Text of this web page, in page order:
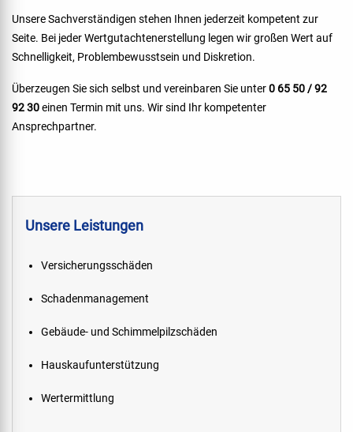
Unsere Sachverständigen stehen Ihnen jederzeit kompetent zur
Seite. Bei jeder Wertgutachtenerstellung legen wir großen Wert auf
Schnelligkeit, Problembewusstsein und Diskretion.
Überzeugen Sie sich selbst und vereinbaren Sie unter0 65 50 / 92
92 30einen Termin mit uns. Wir sind Ihr kompetenter
Ansprechpartner.
Unsere Leistungen
Versicherungsschäden
Schadenmanagement
Gebäude- und Schimmelpilzschäden
Hauskaufunterstützung
Wertermittlung